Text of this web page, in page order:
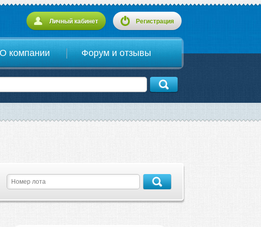
Личный кабинет Регистрация
О компании Форум и отзывы